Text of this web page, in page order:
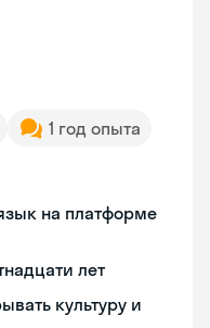
1 год опыта
на платформе
лет
культуру и